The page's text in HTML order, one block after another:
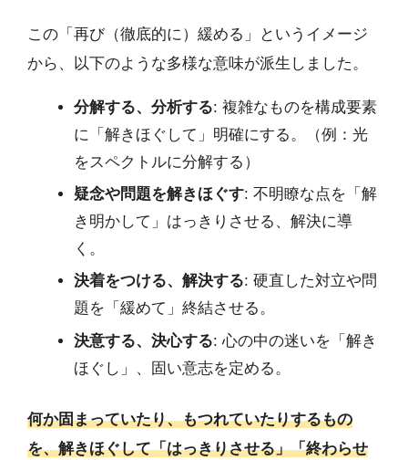
この「再び（徹底的に）緩める」というイメージ
から、以下のような多様な意味が派生しました。
分解する、分析する: 複雑なものを構成要素
に「解きほぐして」明確にする。（例：光
をスペクトルに分解する）
疑念や問題を解きほぐす: 不明瞭な点を「解
き明かして」はっきりさせる、解決に導
く。
決着をつける、解決する: 硬直した対立や問
題を「緩めて」終結させる。
決意する、決心する: 心の中の迷いを「解き
ほぐし」、固い意志を定める。
何か固まっていたり、もつれていたりするもの
を、解きほぐして「はっきりさせる」「終わらせ